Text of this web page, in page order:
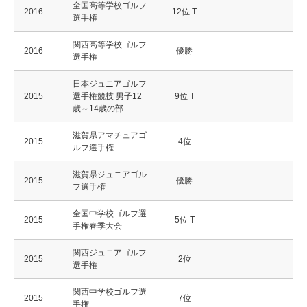
2016
全国高等学校ゴルフ
選手権
12位 T
2016
関西高等学校ゴルフ
選手権
優勝
2015
日本ジュニアゴルフ
選手権競技 男子12
歳～14歳の部
9位 T
2015
滋賀県アマチュアゴ
ルフ選手権
4位
2015
滋賀県ジュニアゴル
フ選手権
優勝
2015
全国中学校ゴルフ選
手権春季大会
5位 T
2015
関西ジュニアゴルフ
選手権
2位
2015
関西中学校ゴルフ選
手権
7位